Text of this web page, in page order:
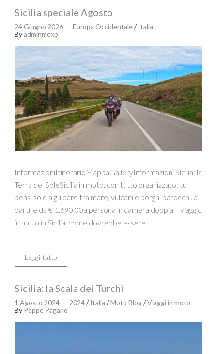
Sicilia speciale Agosto
24 Giugno 2026 Europa Occidentale/Italia
Byadminmexp
InformazioniItinerarioMappaGalleryInformazioni Sicilia: la
Terra del SoleSicilia in moto, con tutto organizzato: tu
pensi solo a guidare tra mare, vulcani e borghi barocchi. a
partire da € 1.690,00a persona in camera doppia Il viaggio
in moto in Sicilia, come dovrebbe essere...
Leggi tutto
Sicilia: la Scala dei Turchi
1 Agosto 2024 2024/Italia /Moto Blog/Viaggi in moto
By Peppe Pagano